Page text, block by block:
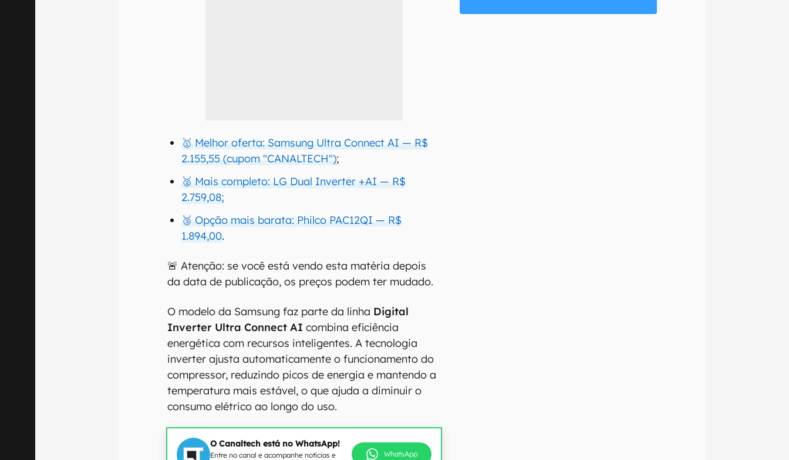
🥇 Melhor oferta: Samsung Ultra Connect AI — R$
2.155,55 (cupom "CANALTECH");
🥈 Mais completo: LG Dual Inverter +AI — R$
2.759,08;
🥉 Opção mais barata: Philco PAC12QI — R$
1.894,00.
🚨 Atenção: se você está vendo esta matéria depois
da data de publicação, os preços podem ter mudado.
O modelo da Samsung faz parte da linha Digital
Inverter Ultra Connect AIcombina eficiência
energética com recursos inteligentes. A tecnologia
inverter ajusta automaticamente o funcionamento do
compressor, reduzindo picos de energia e mantendo a
temperatura mais estável, o que ajuda a diminuir o
consumo elétrico ao longo do uso.
O Canaltech está no WhatsApp!
Entre no canal e acompanhe notícias e
WhatsApp